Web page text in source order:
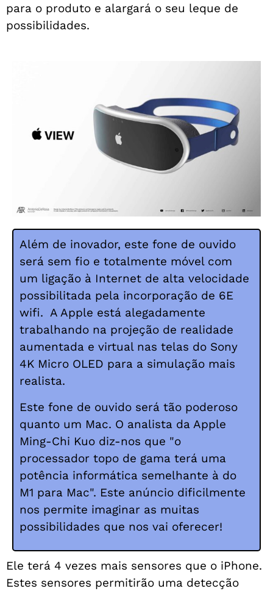
para o produto e alargará o seu leque de
possibilidades.
Além de inovador, este fone de ouvido
será sem fio e totalmente móvel com
um ligação à Internet de alta velocidade
possibilitada pela incorporação de 6E
wifi. A Apple está alegadamente
trabalhando na projeção de realidade
aumentada e virtual nas telas do Sony
4K Micro OLED para a simulação mais
realista.
Este fone de ouvido será tão poderoso
quanto um Mac. O analista da Apple
Ming-Chi Kuo diz-nos que "o
processador topo de gama terá uma
potência informática semelhante à do
M1 para Mac". Este anúncio dificilmente
nos permite imaginar as muitas
possibilidades que nos vai oferecer!
Ele terá 4 vezes mais sensores que o iPhone.
Estes sensores permitirão uma detecção